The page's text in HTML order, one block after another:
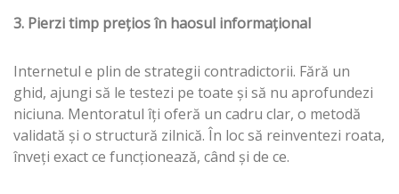
3. Pierzi timp prețios în haosul informațional
Internetul e plin de strategii contradictorii. Fără un
ghid, ajungi să le testezi pe toate și să nu aprofundezi
niciuna. Mentoratul îți oferă un cadru clar, o metodă
validată și o structură zilnică. În loc să reinventezi roata,
înveți exact ce funcționează, când și de ce.